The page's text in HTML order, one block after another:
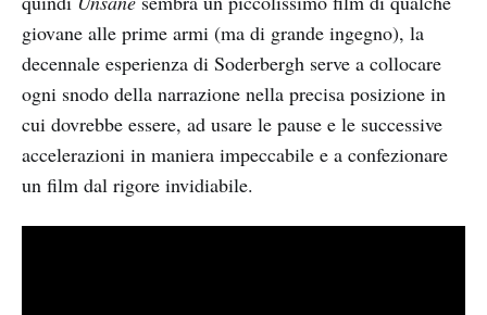
giovane alle prime armi (ma di grande ingegno), la
decennale esperienza di Soderbergh serve a collocare
ogni snodo della narrazione nella precisa posizione in
cui dovrebbe essere, ad usare le pause e le successive
accelerazioni in maniera impeccabile e a confezionare
un film dal rigore invidiabile.